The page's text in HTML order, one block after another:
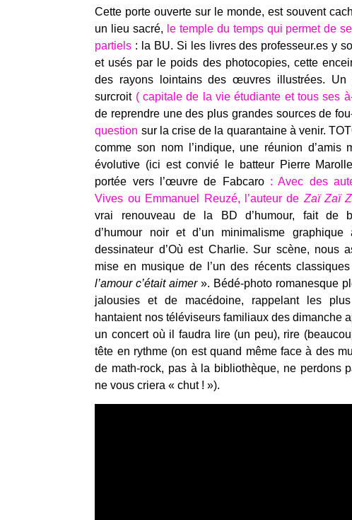
Cette porte ouverte sur le monde, est souvent
un lieu sacré, le temple du temps qui permet de
partiels : la BU. Si les livres des professeur.es y
et usés par le poids des photocopies, cette
des rayons lointains des œuvres illustrées. Un
surcroit ( capitale de la vie étudiante et tous ses
de reprendre une des plus grandes sources de
question sur la crise de la quarantaine à venir.
comme son nom l’indique, une réunion d’amis
évolutive (ici est convié le batteur Pierre
portée vers l’œuvre de Fabcaro : Avec des
Vives ou Emmanuel Reuzé, l’auteur deZaï Zaï
vrai renouveau de la BD d’humour, fait de
d’humour noir et d’un minimalisme
dessinateur d’Où est Charlie. Sur scène, nous
mise en musique de l’un des récents
l’amour c’était aimer». Bédé-photo romanesque
jalousies et de macédoine, rappelant les
hantaient nos téléviseurs familiaux des dimanche
un concert où il faudra lire (un peu), rire
tête en rythme (on est quand même face à des
de math-rock, pas à la bibliothèque, ne perdons
ne vous criera « chut ! »).